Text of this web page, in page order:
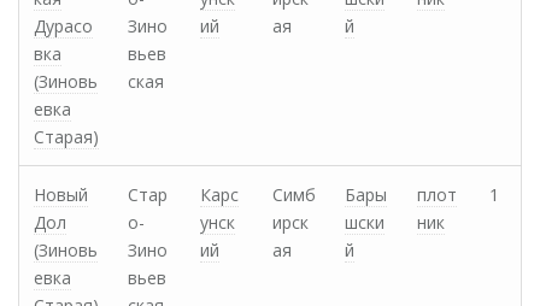
Дурасо
вка
(Зиновь
евка
Старая)
Зино
вьев
ская
ий
ая
й
Новый
Дол
(Зиновь
евка
Стар
о-
Зино
вьев
Карс
унск
ий
Симб
ирск
ая
Бары
шски
й
плот
ник
1